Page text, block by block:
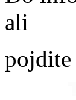
ali
pojdite